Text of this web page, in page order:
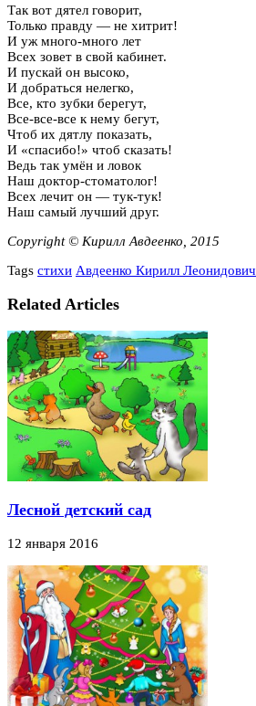
Так вот дятел говорит,
Только правду — не хитрит!
И уж много-много лет
Всех зовет в свой кабинет.
И пускай он высоко,
И добраться нелегко,
Все, кто зубки берегут,
Все-все-все к нему бегут,
Чтоб их дятлу показать,
И «спасибо!» чтоб сказать!
Ведь так умён и ловок
Наш доктор-стоматолог!
Всех лечит он — тук-тук!
Наш самый лучший друг.
Copyright © Кирилл Авдеенко, 2015
Tags стихи Авдеенко Кирилл Леонидович
Related Articles
Лесной детский сад
12 января 2016